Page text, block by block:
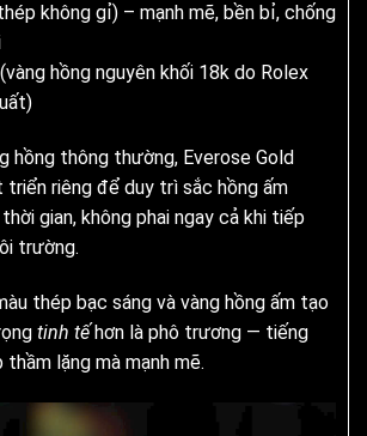
không gỉ) – mạnh mẽ, bền bỉ, chống
hồng nguyên khối 18k do Rolex
hồng thông thường, Everose Gold
riêng để duy trì sắc hồng ấm
gian, không phai ngay cả khi tiếp
trường.
thép bạc sáng và vàng hồng ấm tạo
tinh tếhơn là phô trương — tiếng
lặng mà mạnh mẽ.